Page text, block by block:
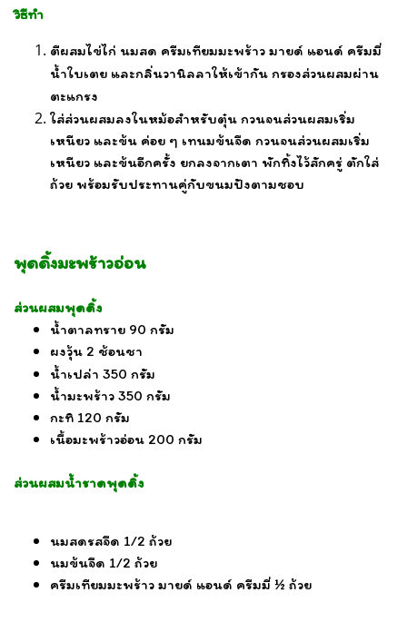
วิธีทำ
ตีผสมไข่ไก่ นมสด ครีมเทียมมะพร้าว มายด์ แอนด์ ครีมมี่
น้ำใบเตย และกลิ่นวานิลลาให้เข้ากัน กรองส่วนผสมผ่าน
ตะแกรง
ใส่ส่วนผสมลงในหม้อสำหรับตุ๋น กวนจนส่วนผสมเริ่ม
เหนียว และข้น ค่อย ๆ เทนมข้นจืด กวนจนส่วนผสมเริ่ม
เหนียว และข้นอีกครั้ง ยกลงจากเตา พักทิ้งไว้สักครู่ ตักใส่
ถ้วย พร้อมรับประทานคู่กับขนมปังตามชอบ
พุดดิ้งมะพร้าวอ่อน
ส่วนผสมพุดดิ้ง
น้ำตาลทราย 90 กรัม
ผงวุ้น 2 ช้อนชา
น้ำเปล่า 350 กรัม
น้ำมะพร้าว 350 กรัม
กะทิ 120 กรัม
เนื้อมะพร้าวอ่อน 200 กรัม
ส่วนผสมน้ำราดพุดดิ้ง
นมสดรสจืด 1/2 ถ้วย
นมข้นจืด 1/2 ถ้วย
ครีมเทียมมะพร้าว มายด์ แอนด์ ครีมมี่ ½ ถ้วย